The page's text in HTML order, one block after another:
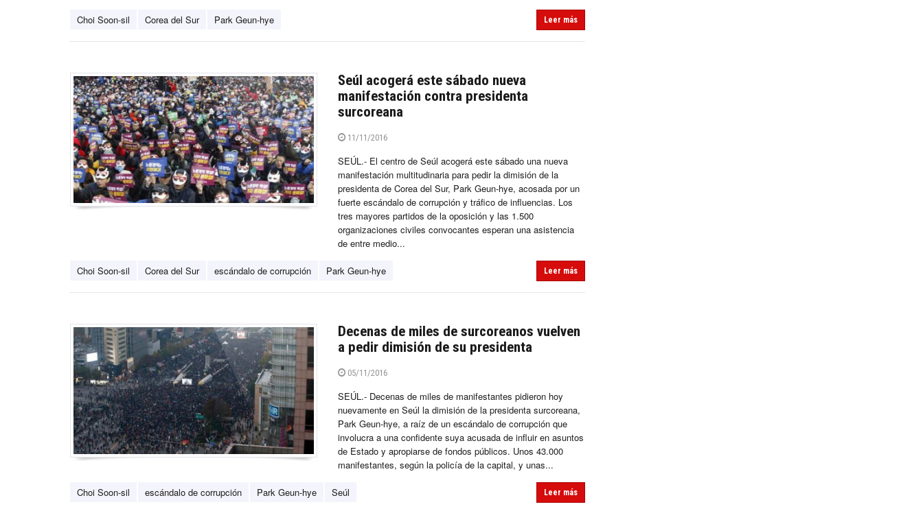
Choi Soon-sil Corea del Sur Park Geun-hye Leer más
Seúl acogerá este sábado nueva
manifestación contra presidenta
surcoreana
11/11/2016
SEÚL.- El centro de Seúl acogerá este sábado una nueva
manifestación multitudinaria para pedir la dimisión de la
presidenta de Corea del Sur, Park Geun-hye, acosada por un
fuerte escándalo de corrupción y tráfico de influencias. Los
tres mayores partidos de la oposición y las 1.500
organizaciones civiles convocantes esperan una asistencia
de entre medio...
Choi Soon-sil Corea del Sur escándalo de corrupción Park Geun-hye Leer más
Decenas de miles de surcoreanos vuelven
a pedir dimisión de su presidenta
05/11/2016
SEÚL.- Decenas de miles de manifestantes pidieron hoy
nuevamente en Seúl la dimisión de la presidenta surcoreana,
Park Geun-hye, a raíz de un escándalo de corrupción que
involucra a una confidente suya acusada de influir en asuntos
de Estado y apropiarse de fondos públicos. Unos 43.000
manifestantes, según la policía de la capital, y unas...
Choi Soon-sil escándalo de corrupción Park Geun-hye Seúl Leer más